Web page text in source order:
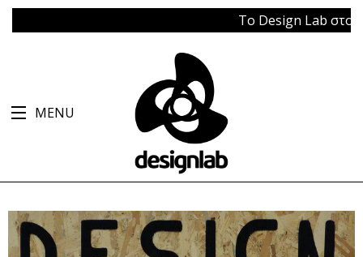
Το Design Lab στο
MENU